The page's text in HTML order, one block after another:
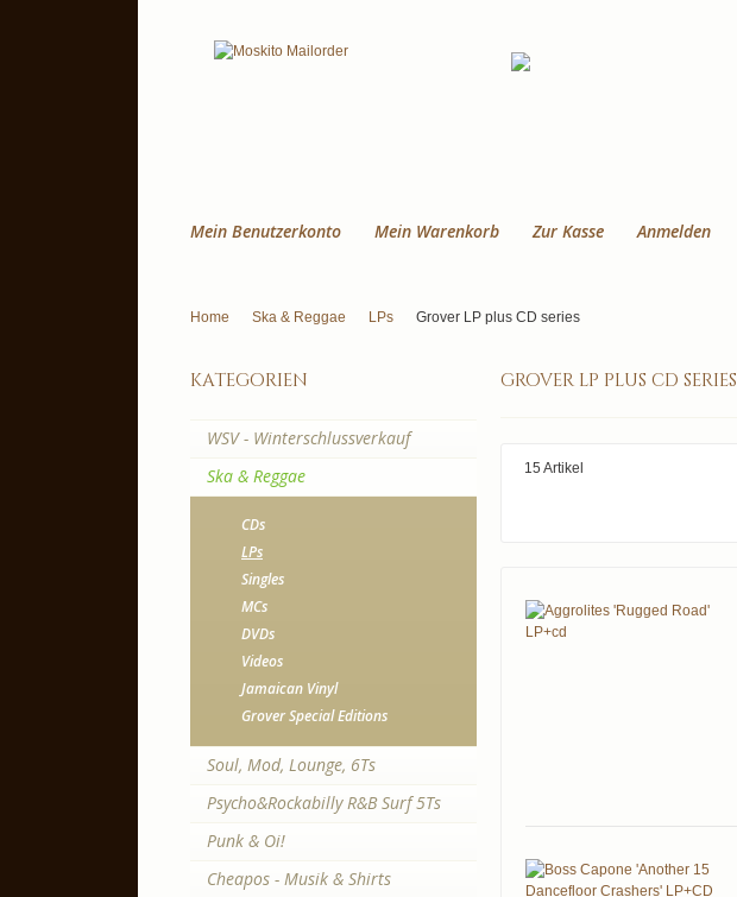
Mein Benutzerkonto Mein Warenkorb Zur Kasse Anmelden
Home Ska & Reggae LPs Grover LP plus CD series
grover lp plus cd series
15 Artikel
kategorien
WSV - Winterschlussverkauf
Ska & Reggae
CDs
LPs
Singles
MCs
DVDs
Videos
Jamaican Vinyl
Grover Special Editions
Soul, Mod, Lounge, 6Ts
Psycho&Rockabilly R&B Surf 5Ts
Punk & Oi!
Cheapos - Musik & Shirts